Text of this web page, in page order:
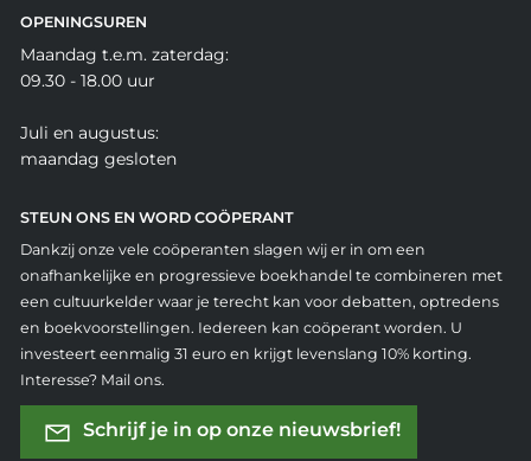
OPENINGSUREN
Maandag t.e.m. zaterdag:
09.30 - 18.00 uur
Juli en augustus:
maandag gesloten
STEUN ONS EN WORD COÖPERANT
Dankzij onze vele coöperanten slagen wij er in om een
onafhankelijke en progressieve boekhandel te combineren met
een cultuurkelder waar je terecht kan voor debatten, optredens
en boekvoorstellingen. Iedereen kan coöperant worden. U
investeert eenmalig 31 euro en krijgt levenslang 10% korting.
Interesse? Mail ons.
Schrijf je in op onze nieuwsbrief!